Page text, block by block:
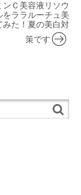
Ｃ美容液リソウ
をララルーチュ美
みた！夏の美白対
策です